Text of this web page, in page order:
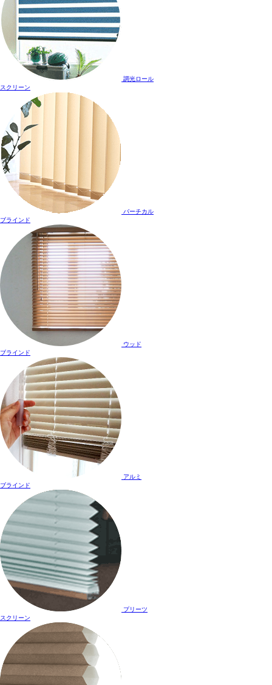
調光ロール
スクリーン
バーチカル
ブラインド
ウッド
ブラインド
アルミ
ブラインド
プリーツ
スクリーン